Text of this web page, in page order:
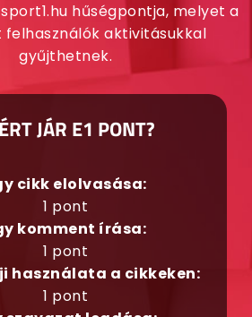
hűségpontja, melyet a
aktivitásukkal
gyűjthetnek.
JÁR E1 PONT?
cikk elolvasása:
1 pont
komment írása:
1 pont
használata a cikkeken:
1 pont